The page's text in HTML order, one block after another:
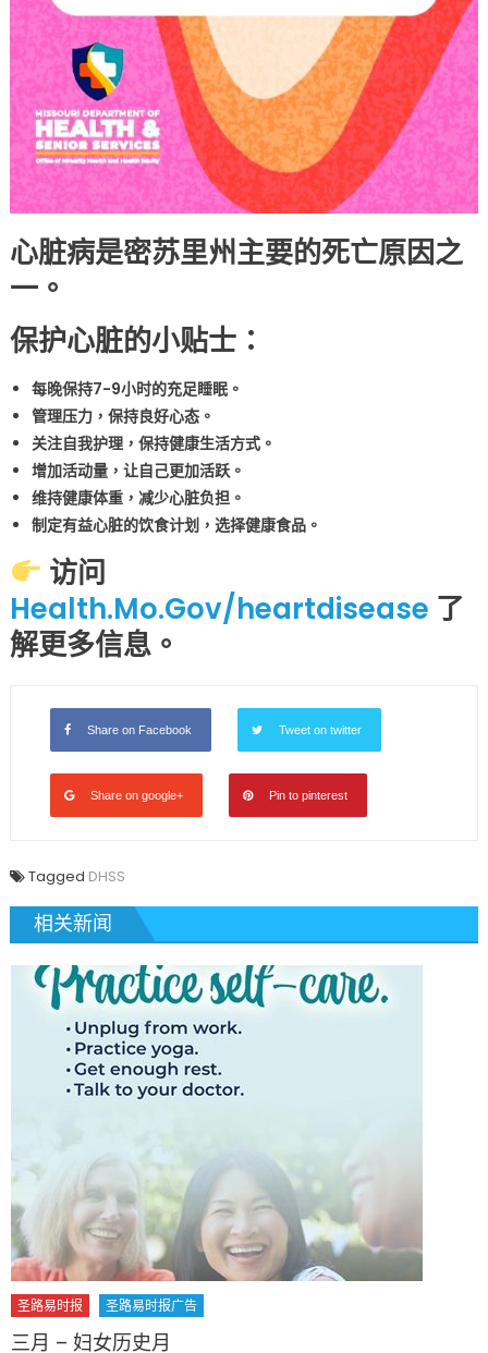
心脏病是密苏里州主要的死亡原因之
一。
保护心脏的小贴士：
每晚保持7-9小时的充足睡眠。
管理压力，保持良好心态。
关注自我护理，保持健康生活方式。
增加活动量，让自己更加活跃。
维持健康体重，减少心脏负担。
制定有益心脏的饮食计划，选择健康食品。
访问
Health.Mo.Gov/heartdisease 了
解更多信息。
Share on Facebook Tweet on twitter
Share on google+ Pin to pinterest
Tagged DHSS
相关新闻
圣路易时报 圣路易时报广告
三月 – 妇女历史月